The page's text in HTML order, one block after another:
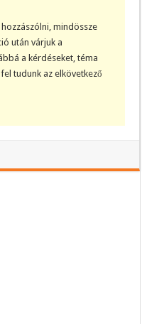
mindössze
után várjuk a
a kérdéseket, téma
tudunk az elkövetkező